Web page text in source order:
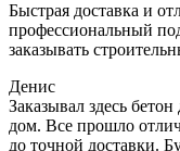
Быстрая доставка и
профессиональный
заказывать
Денис
Заказывал здесь
дом. Все прошло
до точной доставки.